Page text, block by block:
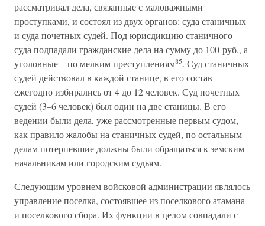
рассматривал дела, связанные с маловажными
проступками, и состоял из двух органов: суда станичных
и суда почетных судей. Под юрисдикцию станичного
суда подпадали гражданские дела на сумму до 100 руб., а
уголовные – по мелким преступлениям85. Суд станичных
судей действовал в каждой станице, в его состав
ежегодно избирались от 4 до 12 человек. Суд почетных
судей (3–6 человек) был один на две станицы. В его
ведении были дела, уже рассмотренные первым судом,
как правило жалобы на станичных судей, по остальным
делам потерпевшие должны были обращаться к земским
начальникам или городским судьям.
Следующим уровнем войсковой администрации являлось
управление поселка, состоявшее из поселкового атамана
и поселкового сбора. Их функции в целом совпадали с